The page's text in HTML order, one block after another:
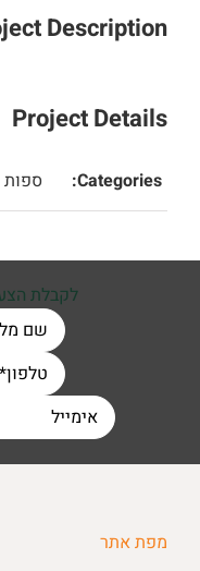
Description
Project Details
Categories: ספות
לקבלת
מפת אתר